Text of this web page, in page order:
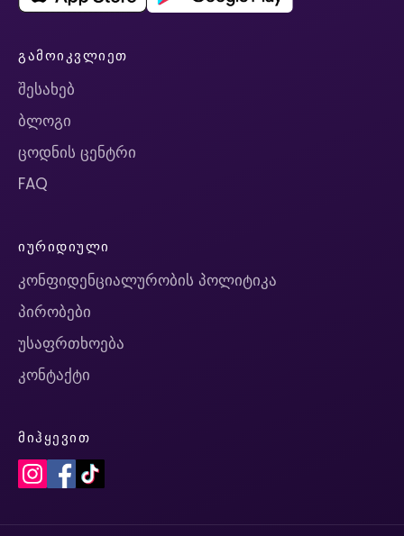
ᲒᲐᲛᲝᲘᲙᲕᲚᲘᲔᲗ
შესახებ
ბლოგი
ცოდნის ცენტრი
FAQ
ᲘᲣᲠᲘᲓᲘᲣᲚᲘ
კონფიდენციალურობის პოლიტიკა
პირობები
უსაფრთხოება
კონტაქტი
ᲛᲘᲰᲧᲔᲕᲘᲗ